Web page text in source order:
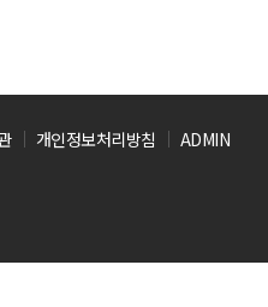
개인정보처리방침 ADMIN